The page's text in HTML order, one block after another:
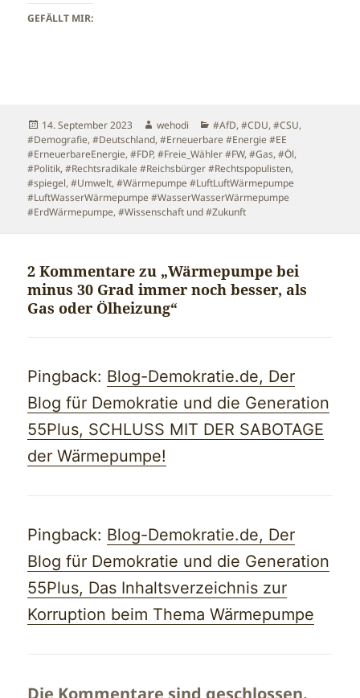
GEFÄLLT MIR:
Veröffentlicht
am
14. September 2023 Autor
wehodi Kategorien
#AfD,#CDU,#CSU,
#Demografie,#Deutschland,#Erneuerbare #Energie #EE
#ErneuerbareEnergie,#FDP,#Freie_Wähler #FW,#Gas,#Öl,
#Politik,#Rechtsradikale #Reichsbürger #Rechtspopulisten,
#spiegel,#Umwelt,#Wärmepumpe #LuftLuftWärmepumpe
#LuftWasserWärmepumpe #WasserWasserWärmepumpe
#ErdWärmepumpe,#Wissenschaft und #Zukunft
2 Kommentare zu „Wärmepumpe bei
minus 30 Grad immer noch besser, als
Gas oder Ölheizung“
Pingback: Blog-Demokratie.de, Der
Blog für Demokratie und die Generation
55Plus, SCHLUSS MIT DER SABOTAGE
der Wärmepumpe!
Pingback: Blog-Demokratie.de, Der
Blog für Demokratie und die Generation
55Plus, Das Inhaltsverzeichnis zur
Korruption beim Thema Wärmepumpe
Die Kommentare sind geschlossen.